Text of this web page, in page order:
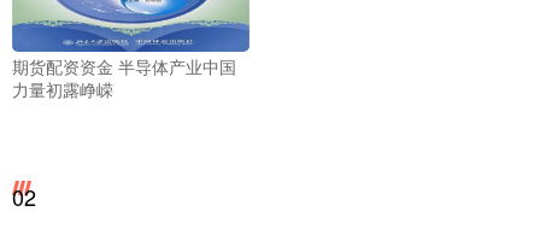
期货配资资金 半导体产业中国
力量初露峥嵘
02